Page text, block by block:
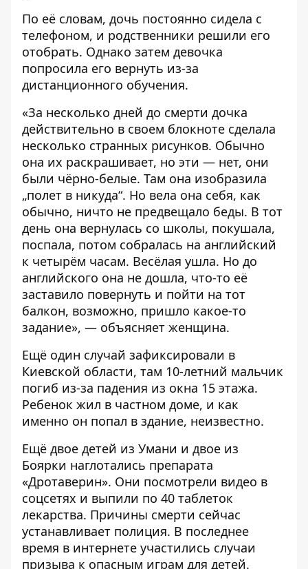
По её словам, дочь постоянно сидела с
телефоном, и родственники решили его
отобрать. Однако затем девочка
попросила его вернуть из-за
дистанционного обучения.
«За несколько дней до смерти дочка
действительно в своем блокноте сделала
несколько странных рисунков. Обычно
она их раскрашивает, но эти — нет, они
были чёрно-белые. Там она изобразила
„полет в никуда“. Но вела она себя, как
обычно, ничто не предвещало беды. В тот
день она вернулась со школы, покушала,
поспала, потом собралась на английский
к четырём часам. Весёлая ушла. Но до
английского она не дошла, что-то её
заставило повернуть и пойти на тот
балкон, возможно, пришло какое-то
задание», — объясняет женщина.
Ещё один случай зафиксировали в
Киевской области, там 10-летний мальчик
погиб из-за падения из окна 15 этажа.
Ребенок жил в частном доме, и как
именно он попал в здание, неизвестно.
Ещё двое детей из Умани и двое из
Боярки наглотались препарата
«Дротаверин». Они посмотрели видео в
соцсетях и выпили по 40 таблеток
лекарства. Причины смерти сейчас
устанавливает полиция. В последнее
время в интернете участились случаи
призыва к опасным играм для детей.